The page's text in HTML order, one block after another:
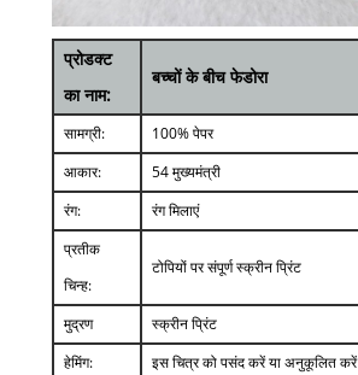
प्रोडक्ट
का नाम:
बच्चों के बीच फेडोरा
सामग्री:
100% पेपर
आकार:
54 मुख्यमंत्री
रंग:
रंग मिलाएं
प्रतीक
चिन्ह:
टोपियों पर संपूर्ण स्क्रीन प्रिंट
मुद्रण
स्क्रीन प्रिंट
हेमिंग:
इस चित्र को पसंद करें या अनुकूलित करें